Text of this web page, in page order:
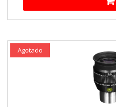
Agotado